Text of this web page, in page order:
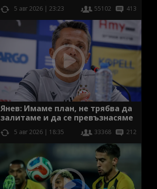
5 авг 2026 | 23:23 55102 413
Янев: Имаме план, не трябва да
залитаме и да се превъзнасяме
5 авг 2026 | 18:35 33368 212